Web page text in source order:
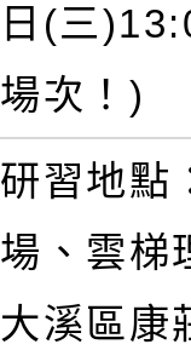
日(三
場次！)
研習地點
場、雲梯
大溪區康